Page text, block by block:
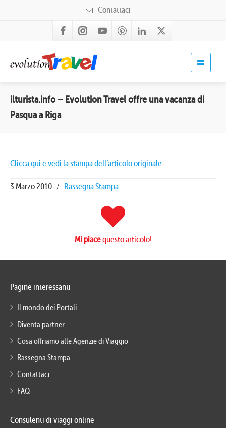
Contattaci
ilturista.info – Evolution Travel offre una vacanza di
Pasqua a Riga
Clicca qui e vedi la stampa dell’articolo originale
3 Marzo 2010 / Rassegna Stampa
Mi piacequesto articolo!
Pagine interessanti
Il mondo dei Portali
Diventa partner
Cosa offriamo alle Agenzie di Viaggio
Rassegna Stampa
Contattaci
FAQ
Consulenti di viaggi online